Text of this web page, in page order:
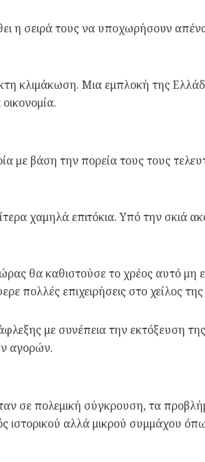
η σειρά τους να υποχωρήσουν
κλιμάκωση. Μια εμπλοκή της
με βάση την πορεία τους τους
χαμηλά επιτόκια. Υπό την σκιά
θα καθιστούσε το χρέος αυτό
πολλές επιχειρήσεις στο χείλος
με συνέπεια την εκτόξευση
αγορών.
σε πολεμική σύγκρουση, τα
ιστορικού αλλά μικρού συμμάχου